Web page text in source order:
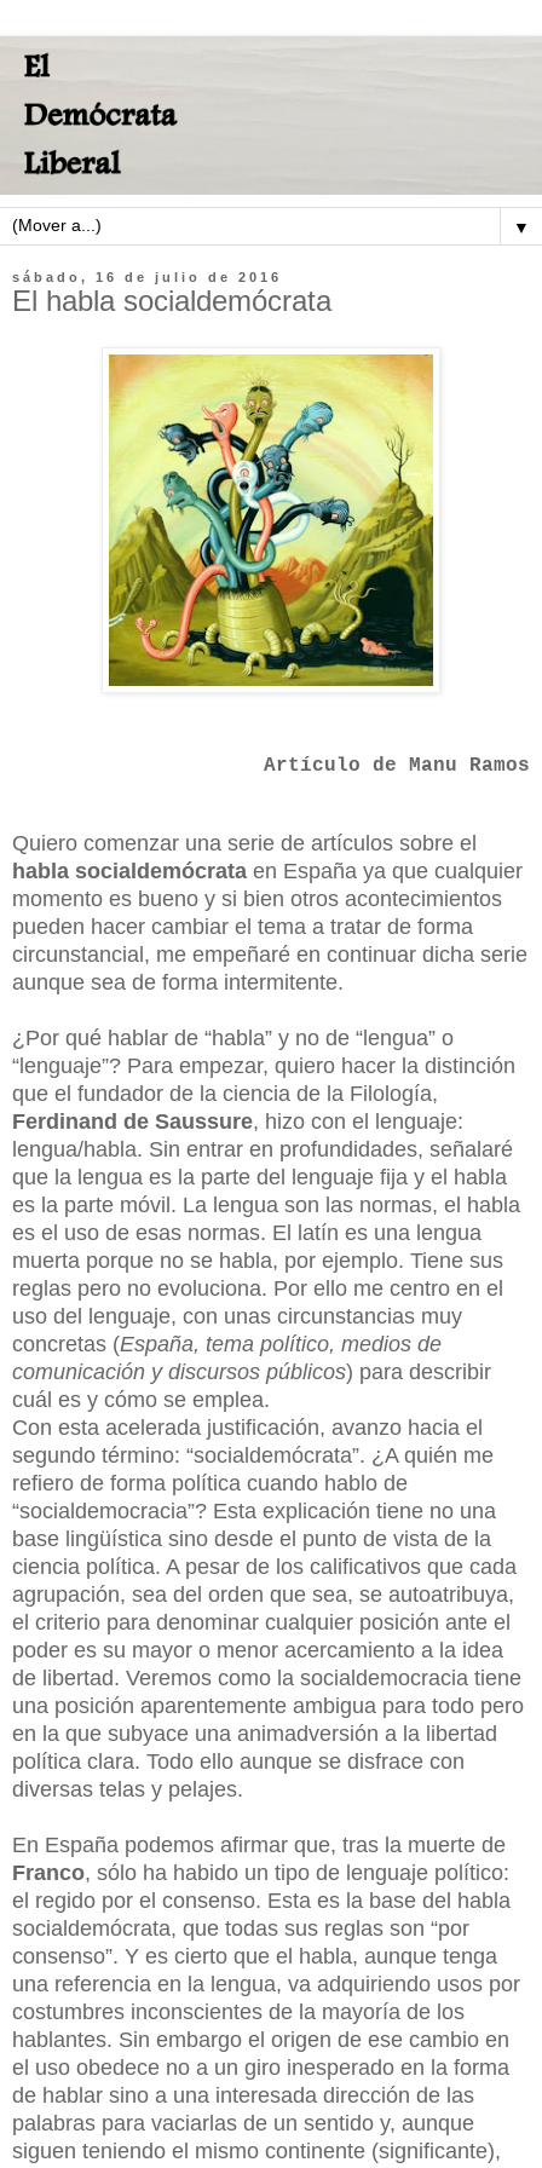
▼
sábado, 16 de julio de 2016
El habla socialdemócrata
Artículo de Manu Ramos
Quiero comenzar una serie de artículos sobre el
habla socialdemócrata en España ya que cualquier
momento es bueno y si bien otros acontecimientos
pueden hacer cambiar el tema a tratar de forma
circunstancial, me empeñaré en continuar dicha serie
aunque sea de forma intermitente.
¿Por qué hablar de “habla” y no de “lengua” o
“lenguaje”? Para empezar, quiero hacer la distinción
que el fundador de la ciencia de la Filología,
Ferdinand de Saussure, hizo con el lenguaje:
lengua/habla. Sin entrar en profundidades, señalaré
que la lengua es la parte del lenguaje fija y el habla
es la parte móvil. La lengua son las normas, el habla
es el uso de esas normas. El latín es una lengua
muerta porque no se habla, por ejemplo. Tiene sus
reglas pero no evoluciona. Por ello me centro en el
uso del lenguaje, con unas circunstancias muy
concretas (España, tema político, medios de
comunicación y discursos públicos) para describir
cuál es y cómo se emplea.
Con esta acelerada justificación, avanzo hacia el
segundo término: “socialdemócrata”. ¿A quién me
refiero de forma política cuando hablo de
“socialdemocracia”? Esta explicación tiene no una
base lingüística sino desde el punto de vista de la
ciencia política. A pesar de los calificativos que cada
agrupación, sea del orden que sea, se autoatribuya,
el criterio para denominar cualquier posición ante el
poder es su mayor o menor acercamiento a la idea
de libertad. Veremos como la socialdemocracia tiene
una posición aparentemente ambigua para todo pero
en la que subyace una animadversión a la libertad
política clara. Todo ello aunque se disfrace con
diversas telas y pelajes.
En España podemos afirmar que, tras la muerte de
Franco, sólo ha habido un tipo de lenguaje político:
el regido por el consenso. Esta es la base del habla
socialdemócrata, que todas sus reglas son “por
consenso”. Y es cierto que el habla, aunque tenga
una referencia en la lengua, va adquiriendo usos por
costumbres inconscientes de la mayoría de los
hablantes. Sin embargo el origen de ese cambio en
el uso obedece no a un giro inesperado en la forma
de hablar sino a una interesada dirección de las
palabras para vaciarlas de un sentido y, aunque
siguen teniendo el mismo continente (significante),